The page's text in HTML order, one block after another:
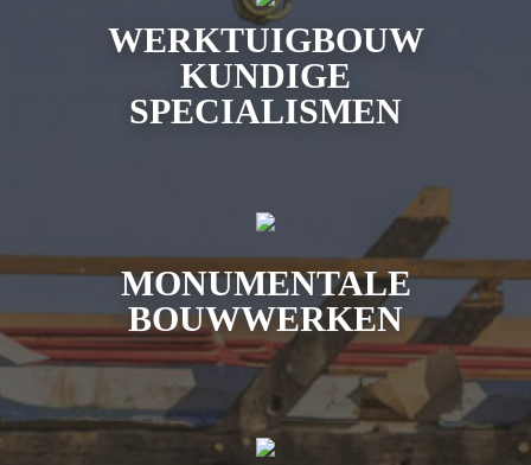
WERKTUIGBOUW
KUNDIGE
SPECIALISMEN
MONUMENTALE
BOUWWERKEN